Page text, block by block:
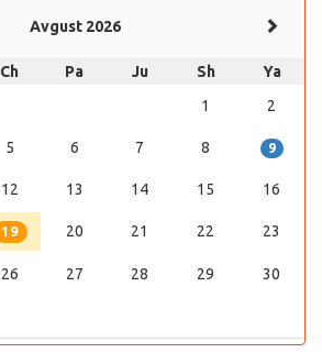
Avgust 2026
Ch Pa Ju Sh
Ya
1
2
5 6 7 8 9
12 13 14 15 16
19 20 21 22 23
26 27 28 29 30